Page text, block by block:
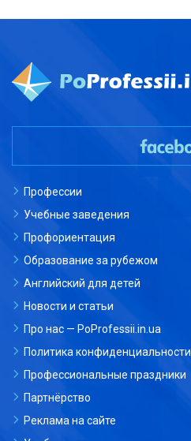
Профессии
Учебные заведения
Профориентация
Образование за рубежом
Английский для детей
Новости и статьи
Про нас — PoProfessii.in.ua
Политика конфиденциальности
Профессиональные праздники
Партнёрство
Реклама на сайте